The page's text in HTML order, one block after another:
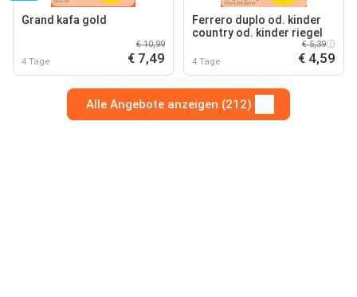
Grand kafa gold
4 Tage
€ 10,99
€ 7,49
Ferrero duplo od. kinder
country od. kinder riegel
4 Tage
€ 5,39
€ 4,59
Alle Angebote anzeigen (212)